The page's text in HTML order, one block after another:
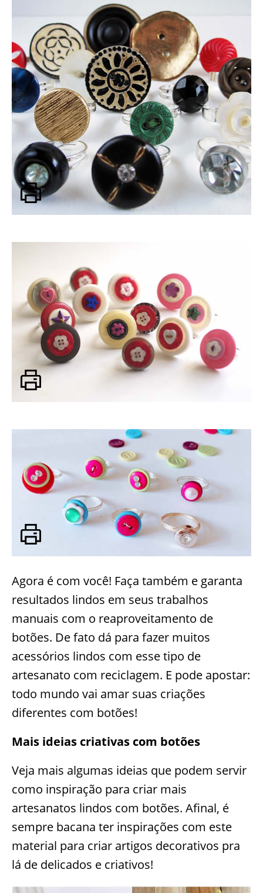
Agora é com você! Faça também e garanta
resultados lindos em seus trabalhos
manuais com o reaproveitamento de
botões. De fato dá para fazer muitos
acessórios lindos com esse tipo de
artesanato com reciclagem. E pode apostar:
todo mundo vai amar suas criações
diferentes com botões!
Mais ideias criativas com botões
Veja mais algumas ideias que podem servir
como inspiração para criar mais
artesanatos lindos com botões. Afinal, é
sempre bacana ter inspirações com este
material para criar artigos decorativos pra
lá de delicados e criativos!